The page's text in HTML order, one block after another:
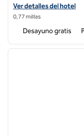
Ver detalles del hotel
Ver detalles del hotel
0,77 millas
Desayuno gratis
1 de 12